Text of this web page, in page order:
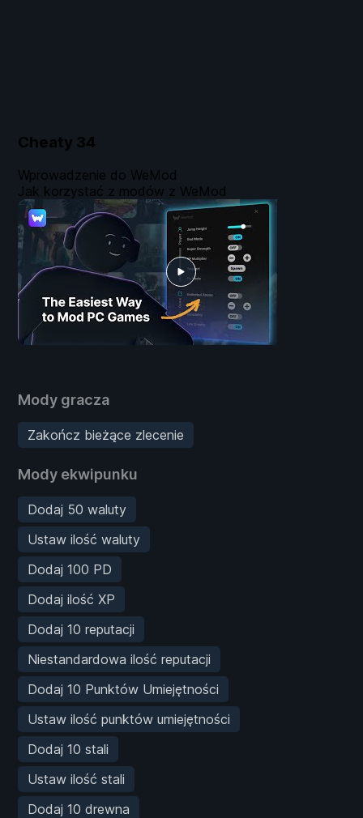
Cheaty 34
Mody gracza
Zakończ bieżące zlecenie
Mody ekwipunku
Dodaj 50 waluty
Ustaw ilość waluty
Dodaj 100 PD
Dodaj ilość XP
Dodaj 10 reputacji
Niestandardowa ilość reputacji
Dodaj 10 Punktów Umiejętności
Ustaw ilość punktów umiejętności
Dodaj 10 stali
Ustaw ilość stali
Dodaj 10 drewna
Wprowadzenie do WeMod
Jak korzystać z modów z WeMod